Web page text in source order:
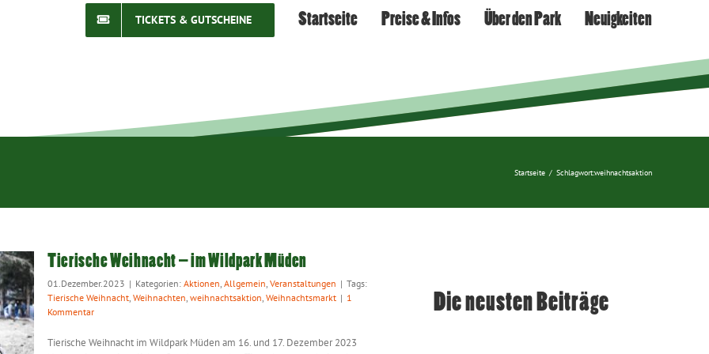
TICKETS & GUTSCHEINE Startseite Preise & Infos Über den Park Neuigkeiten
Startseite / Schlagwort:weihnachtsaktion
Tierische Weihnacht – im Wildpark Müden
01.Dezember.2023 | Kategorien: Aktionen, Allgemein, Veranstaltungen | Tags:
Tierische Weihnacht, Weihnachten, weihnachtsaktion, Weihnachtsmarkt | 1
Kommentar
Tierische Weihnacht im Wildpark Müden am 16. und 17. Dezember 2023
Die neusten Beiträge